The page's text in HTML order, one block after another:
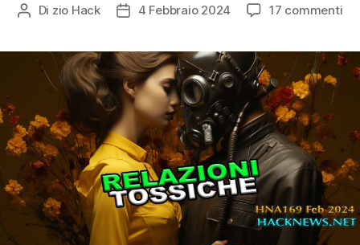
Autore
Di zio Hack
Data4 Febbraio 2024 17 commentisu
e